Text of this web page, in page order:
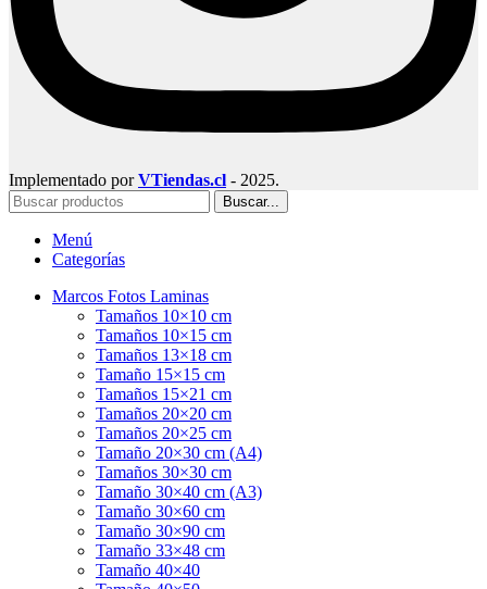
Implementado porVTiendas.cl - 2025.
Buscar...
Menú
Categorías
Marcos Fotos Laminas
Tamaños 10×10 cm
Tamaños 10×15 cm
Tamaños 13×18 cm
Tamaño 15×15 cm
Tamaños 15×21 cm
Tamaños 20×20 cm
Tamaños 20×25 cm
Tamaño 20×30 cm (A4)
Tamaños 30×30 cm
Tamaño 30×40 cm (A3)
Tamaño 30×60 cm
Tamaño 30×90 cm
Tamaño 33×48 cm
Tamaño 40×40